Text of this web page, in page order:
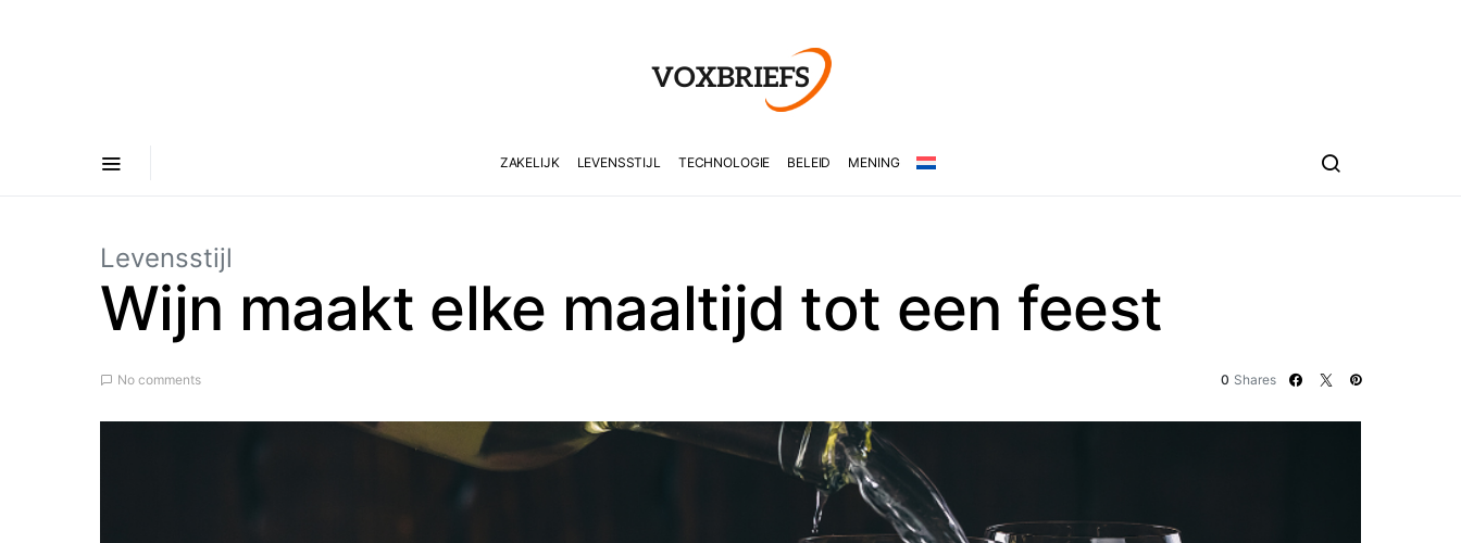
ZAKELIJK LEVENSSTIJL TECHNOLOGIE BELEID MENING
Levensstijl
Wijn maakt elke maaltijd tot een feest
No comments 0 Shares